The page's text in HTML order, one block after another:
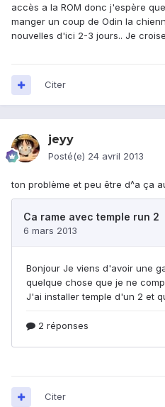
accès a la ROM donc j'espère
manger un coup de Odin la
nouvelles d'ici 2-3 jours.. Je
Citer
jeyy
Posté(e) 24 avril 2013
ton problème et peu être d^a ça
Citer